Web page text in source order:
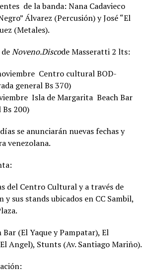
de la banda: Nana Cadavieco
Álvarez (Percusión) y José “El
(Metales).
Noveno.Discode Masseratti 2 lts:
 Centro cultural BOD-
general Bs 370)
 Isla de Margarita  Beach Bar
200)
se anunciarán nuevas fechas y
venezolana.
del Centro Cultural y a través de
sus stands ubicados en CC Sambil,
(El Yaque y Pampatar), El
Angel), Stunts (Av. Santiago Mariño).